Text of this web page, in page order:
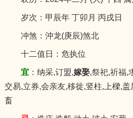
岁次：甲辰年 丁卯月 丙戌日
冲煞：沖龙(庚辰)煞北
十二值日：危执位
宜：纳采,订盟,嫁娶,祭祀,祈福,
交易,立券,会亲友,移徙,竖柱,上樑,
畜